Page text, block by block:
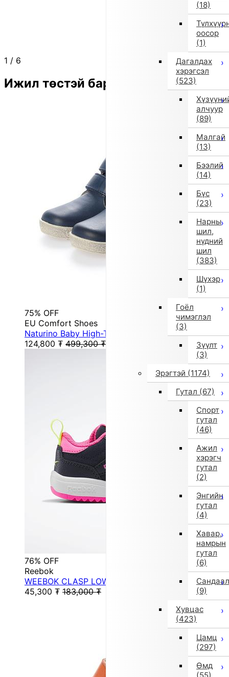
(18)
оосор
(1)
Дагалдах
хэрэгсэл
(523)
алчуур
(89)
Малгай
(13)
Бээлий
(14)
Бүс
(23)
Нарны
шил,
нүдний
шил
(383)
Шүхэр
(1)
Гоёл
чимэглэл
(3)
Зүүлт
(3)
Эрэгтэй (1174)
Гутал (67)
Спорт
гутал
(46)
Ажил
хэрэгч
гутал
(2)
Энгийн
гутал
(4)
Хавар,
намрын
гутал
(6)
Сандаал
(9)
Хувцас
(423)
Цамц
(297)
Өмд
1 / 6
Ижил төстэй бараа
75% OFF
EU Comfort Shoes
Naturino Baby High-Top Sneakers (Navy)
124,800 ₮ 499,300 ₮
76% OFF
Reebok
WEEBOK CLASP LOW (Vector Navy)
45,300 ₮ 183,000 ₮